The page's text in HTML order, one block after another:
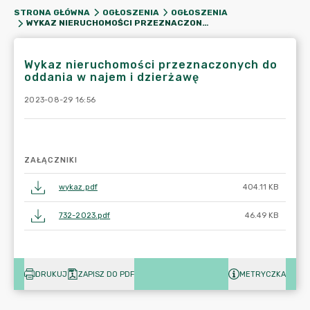
STRONA GŁÓWNA OGŁOSZENIA
OGŁOSZENIA
WYKAZ NIERUCHOMOŚCI PRZEZNACZONYCH DO ODDANIA W NAJEM I DZIERŻAWĘ
Wykaz nieruchomości przeznaczonych do
oddania w najem i dzierżawę
2023-08-29 16:56
ZAŁĄCZNIKI
wykaz.pdf 404.11 KB
732-2023.pdf 46.49 KB
DRUKUJ ZAPISZ DO PDF METRYCZKA